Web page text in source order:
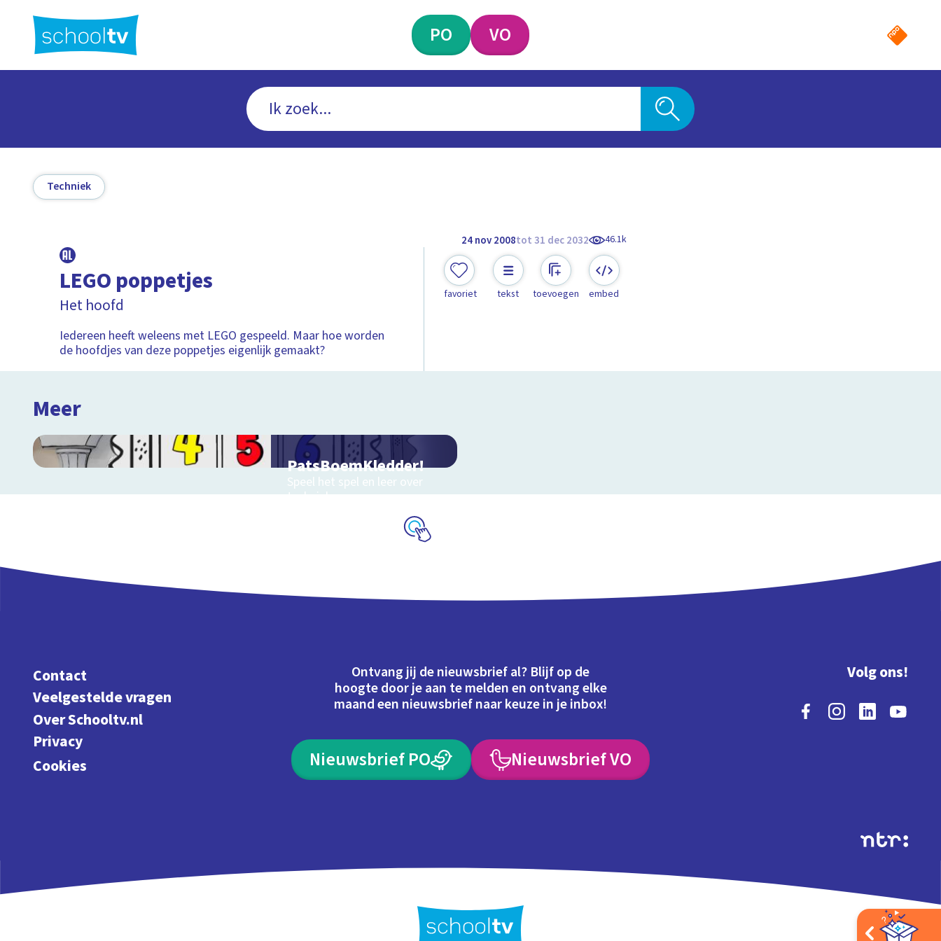
hoofdinhoud
PO VO
Techniek
24 nov 2008tot 31 dec 2032 46.1k
LEGO poppetjes
Het hoofd
Iedereen heeft weleens met LEGO gespeeld. Maar hoe worden
de hoofdjes van deze poppetjes eigenlijk gemaakt?
favoriet tekst toevoegen embed
Meer
PatsBoemKledder!
Speel het spel en leer over
techniek
Contact
Veelgestelde vragen
Over Schooltv.nl
Privacy
Cookies
Ontvang jij de nieuwsbrief al? Blijf op de
hoogte door je aan te melden en ontvang elke
maand een nieuwsbrief naar keuze in je inbox!
Nieuwsbrief PO Nieuwsbrief VO
Volg ons!
Extra's